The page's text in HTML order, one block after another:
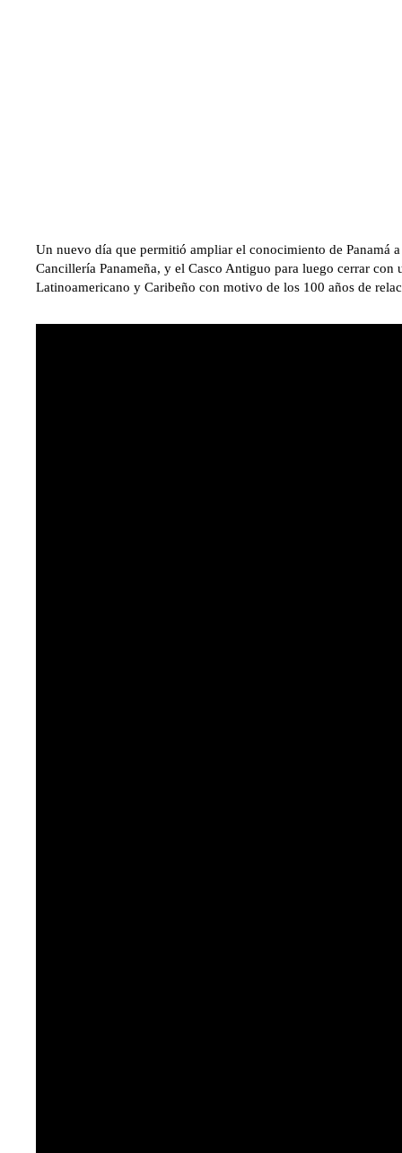
Un nuevo día que permitió ampliar el conocimiento de Panamá
Cancillería Panameña, y el Casco Antiguo para luego cerrar
Latinoamericano y Caribeño con motivo de los 100 años de